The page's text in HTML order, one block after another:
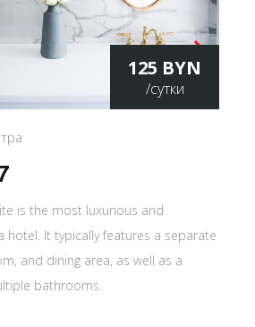
125 BYN
/сутки
is the most luxurious and
hotel. It typically features a separate
and dining area, as well as a
bathrooms.